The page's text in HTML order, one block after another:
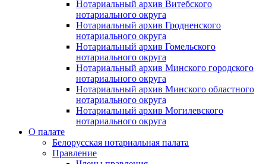
Нотариальный архив Витебского
нотариального округа
Нотариальный архив Гродненского
нотариального округа
Нотариальный архив Гомельского
нотариального округа
Нотариальный архив Минского городского
нотариального округа
Нотариальный архив Минского областного
нотариального округа
Нотариальный архив Могилевского
нотариального округа
О палате
Белорусская нотариальная палата
Правление